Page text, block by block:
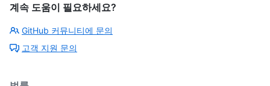
계속 도움이 필요하세요?
GitHub 커뮤니티에 문의
고객 지원 문의